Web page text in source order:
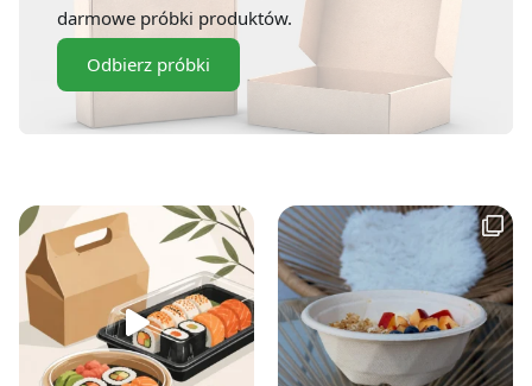
darmowe próbki produktów.
Odbierz próbki